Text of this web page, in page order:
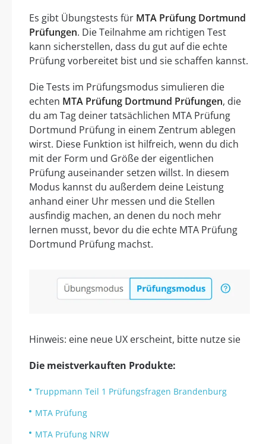
Es gibt Übungstests für MTA Prüfung Dortmund
Prüfungen. Die Teilnahme am richtigen Test
kann sicherstellen, dass du gut auf die echte
Prüfung vorbereitet bist und sie schaffen kannst.
Die Tests im Prüfungsmodus simulieren die
echten MTA Prüfung Dortmund Prüfungen, die
du am Tag deiner tatsächlichen MTA Prüfung
Dortmund Prüfung in einem Zentrum ablegen
wirst. Diese Funktion ist hilfreich, wenn du dich
mit der Form und Größe der eigentlichen
Prüfung auseinander setzen willst. In diesem
Modus kannst du außerdem deine Leistung
anhand einer Uhr messen und die Stellen
ausfindig machen, an denen du noch mehr
lernen musst, bevor du die echte MTA Prüfung
Dortmund Prüfung machst.
Hinweis: eine neue UX erscheint, bitte nutze sie
Die meistverkauften Produkte:
Truppmann Teil 1 Prüfungsfragen Brandenburg
MTA Prüfung
MTA Prüfung NRW